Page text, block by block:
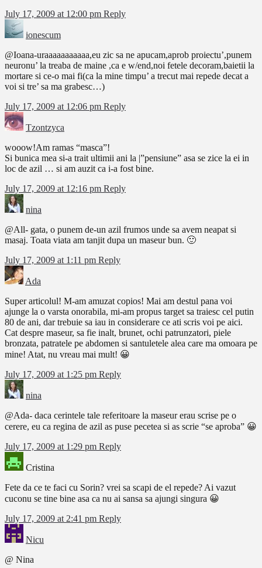
July 17, 2009 at 12:00 pm Reply
ionescum
@Ioana-uraaaaaaaaaaa,eu zic sa ne apucam,aprob proiectu’,punem
neuronu’ la treaba de maine ,ca e w/end,noi fetele decoram,baietii la
mortare si ce-o mai fi(ca la mine timpu’ a trecut mai repede decat a
voi si tre’ sa ma grabesc…)
July 17, 2009 at 12:06 pm Reply
Tzontzyca
wooow!Am ramas “masca”!
Si bunica mea si-a trait ultimii ani la |”pensiune” asa se zice la ei in
loc de azil … si am auzit ca i-a fost bine.
July 17, 2009 at 12:16 pm Reply
nina
@All- gata, o punem de-un azil frumos unde sa avem neapat si
masaj. Toata viata am tanjit dupa un maseur bun. 🙂
July 17, 2009 at 1:11 pm Reply
Ada
Super articolul! M-am amuzat copios! Mai am destul pana voi
ajunge la o varsta onorabila, mi-am propus target sa traiesc cel putin
80 de ani, dar trebuie sa iau in considerare ce ati scris voi pe aici.
Cat despre maseur, sa fie inalt, brunet, ochi patrunzatori, piele
bronzata, patratele pe abdomen si santuletele alea care ma omoara pe
mine! Atat, nu vreau mai mult! 😀
July 17, 2009 at 1:25 pm Reply
nina
@Ada- daca cerintele tale referitoare la maseur erau scrise pe o
cerere, eu ca regina de azil as puse pecetea si as scrie “se aproba” 😀
July 17, 2009 at 1:29 pm Reply
Cristina
Fete da ce te faci cu Sorin? vrei sa scapi de el repede? Ai vazut
cuconu se tine bine asa ca nu ai sansa sa ajungi singura 😀
July 17, 2009 at 2:41 pm Reply
Nicu
@ Nina